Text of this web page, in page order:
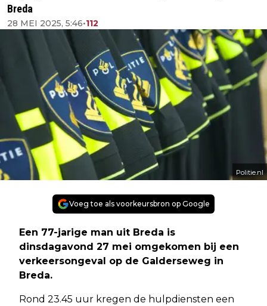
Breda
28 MEI 2025, 5:46•112
Politie.nl
Voeg toe als voorkeursbron op Google
Een 77-jarige man uit Breda is
dinsdagavond 27 mei omgekomen bij een
verkeersongeval op de Galderseweg in
Breda.
Rond 23.45 uur kregen de hulpdiensten een